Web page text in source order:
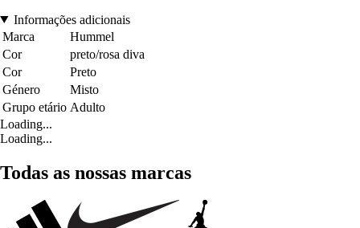
Informações adicionais
Marca
Hummel
Cor
preto/rosa diva
Cor
Preto
Género
Misto
Grupo etário Adulto
Loading...
Loading...
Todas as nossas marcas